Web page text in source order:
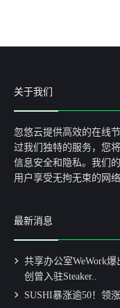
关于我们
忽悠云提供高效的在线
过我们独特的服务，您
信息安全和隐私。我们
用户享受无拘无束的网络
最新消息
共享办公室WeWork
创曾入驻Steaker..
SUSHI暴涨逾50！领